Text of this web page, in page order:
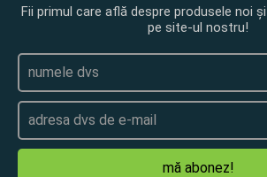
Fii primul care află despre produsele noi
pe site-ul nostru!
mă abonez!